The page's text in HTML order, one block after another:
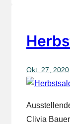
Okt. 27, 2020
Clivia